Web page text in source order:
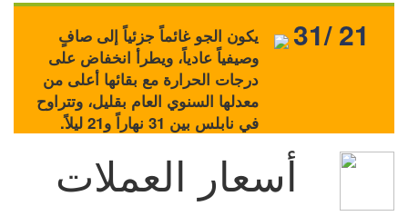
يكون الجو غائماً جزئياً إلى صافٍ
وصيفياً عادياً، ويطرأ انخفاض على
درجات الحرارة مع بقائها أعلى من
معدلها السنوي العام بقليل، وتتراوح
في نابلس بين 31 نهاراً و21 ليلاً.
31/ 21
أسعار العملات